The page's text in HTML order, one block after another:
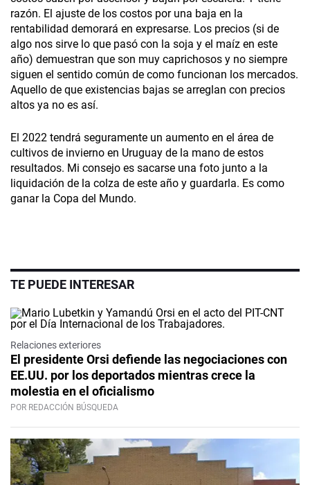
razón. El ajuste de los costos por una baja en la
rentabilidad demorará en expresarse. Los precios (si de
algo nos sirve lo que pasó con la soja y el maíz en este
año) demuestran que son muy caprichosos y no siempre
siguen el sentido común de como funcionan los mercados.
Aquello de que existencias bajas se arreglan con precios
altos ya no es así.
El 2022 tendrá seguramente un aumento en el área de
cultivos de invierno en Uruguay de la mano de estos
resultados. Mi consejo es sacarse una foto junto a la
liquidación de la colza de este año y guardarla. Es como
ganar la Copa del Mundo.
TE PUEDE INTERESAR
Relaciones exteriores
El presidente Orsi defiende las negociaciones con
EE.UU. por los deportados mientras crece la
molestia en el oficialismo
POR REDACCIÓN BÚSQUEDA